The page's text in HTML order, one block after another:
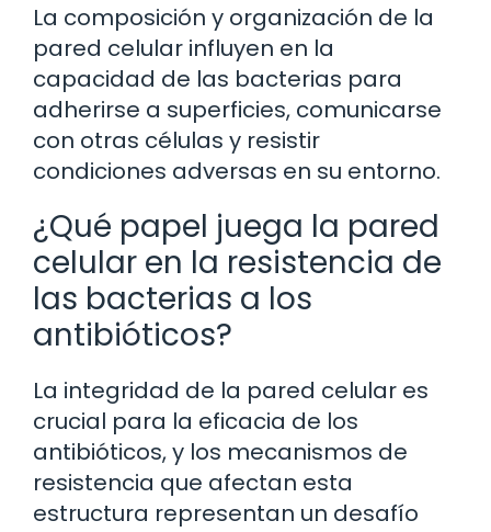
La composición y organización de la
pared celular influyen en la
capacidad de las bacterias para
adherirse a superficies, comunicarse
con otras células y resistir
condiciones adversas en su entorno.
¿Qué papel juega la pared
celular en la resistencia de
las bacterias a los
antibióticos?
La integridad de la pared celular es
crucial para la eficacia de los
antibióticos, y los mecanismos de
resistencia que afectan esta
estructura representan un desafío